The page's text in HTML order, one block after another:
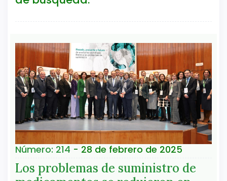
Número: 214 - 28 de febrero de 2025
Los problemas de suministro de